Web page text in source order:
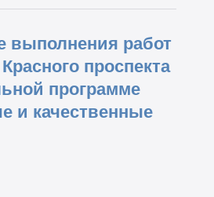
выполнения работ
проспекта
программе
и качественные